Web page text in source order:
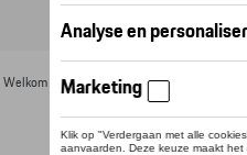
Welkom >Voor u >Textiel >